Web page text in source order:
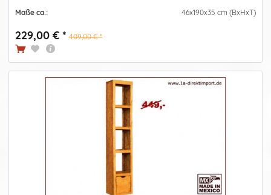
Maße ca.: 46x190x35 cm (BxHxT)
229,00 € * 409,00 € *